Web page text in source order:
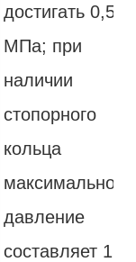
достигать 0,5
МПа; при
наличии
стопорного
кольца
максимальное
давление
составляет 1